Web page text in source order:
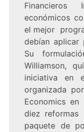
Financieros
económicos
el mejor
debían aplicar
Su
Williamson,
iniciativa en
organizada
Economics en
diez reformas
paquete de